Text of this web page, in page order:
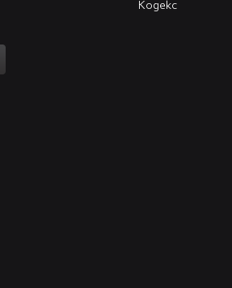
Кодекс